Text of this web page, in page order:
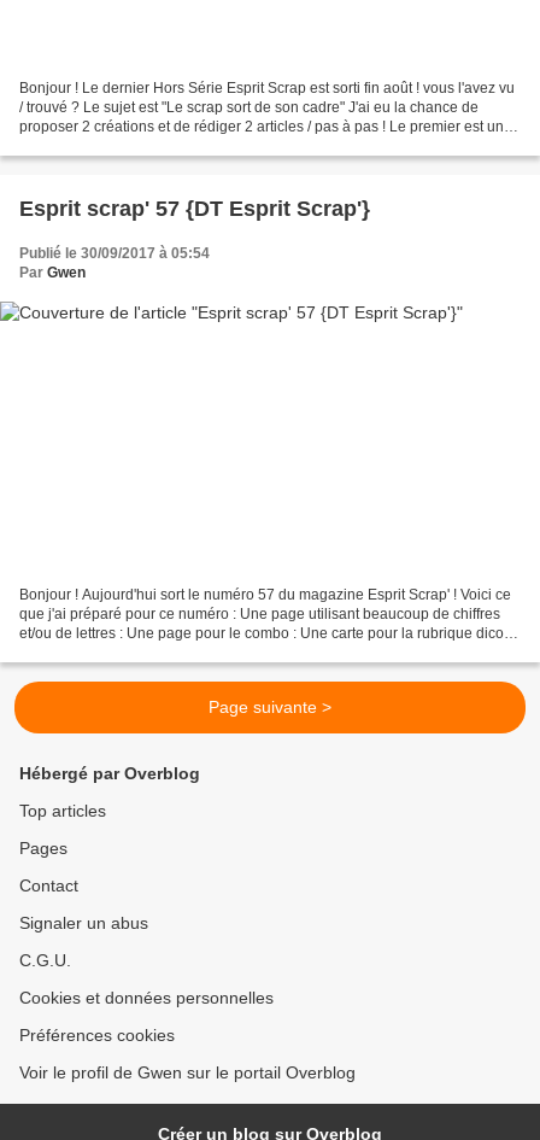
Bonjour ! Le dernier Hors Série Esprit Scrap est sorti fin août ! vous l'avez vu
/ trouvé ? Le sujet est "Le scrap sort de son cadre" J'ai eu la chance de
proposer 2 créations et de rédiger 2 articles / pas à pas ! Le premier est un
Esprit scrap' 57 {DT Esprit Scrap'}
Publié le 30/09/2017 à 05:54
Par Gwen
Bonjour ! Aujourd'hui sort le numéro 57 du magazine Esprit Scrap' ! Voici ce
que j'ai préparé pour ce numéro : Une page utilisant beaucoup de chiffres
et/ou de lettres : Une page pour le combo : Une carte pour la rubrique dico
Page suivante >
Hébergé par Overblog
Top articles
Pages
Contact
Signaler un abus
C.G.U.
Cookies et données personnelles
Préférences cookies
Voir le profil de Gwen sur le portail Overblog
Créer un blog sur Overblog